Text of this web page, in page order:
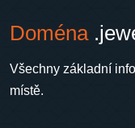
Doména
Všechny základní
místě.